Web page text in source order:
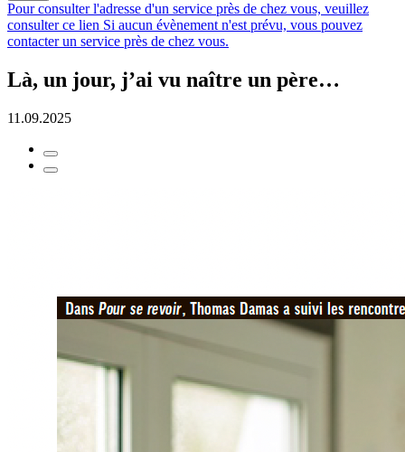
Pour consulter l'adresse d'un service près de chez vous, veuillez
consulter ce lien Si aucun évènement n'est prévu, vous pouvez
contacter un service près de chez vous.
Là, un jour, j’ai vu naître un père…
11.09.2025